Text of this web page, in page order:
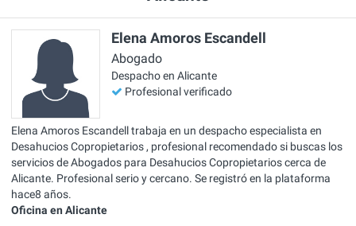
Elena Amoros Escandell
Abogado
Despacho en Alicante
Profesional verificado
Elena Amoros Escandell trabaja en un despacho especialista en
Desahucios Copropietarios , profesional recomendado si buscas los
servicios de Abogados para Desahucios Copropietarios cerca de
Alicante. Profesional serio y cercano. Se registró en la plataforma
hace8 años.
Oficina en Alicante